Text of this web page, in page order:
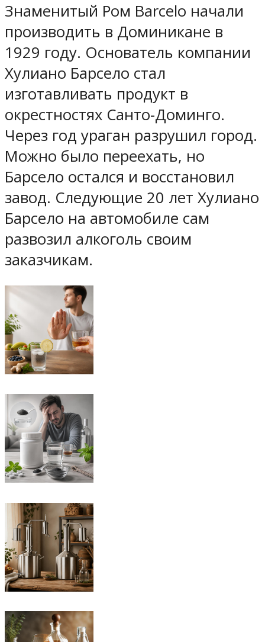
Знаменитый Ром Barcelo начали
производить в Доминикане в
1929 году. Основатель компании
Хулиано Барсело стал
изготавливать продукт в
окрестностях Санто-Доминго.
Через год ураган разрушил город.
Можно было переехать, но
Барсело остался и восстановил
завод. Следующие 20 лет Хулиано
Барсело на автомобиле сам
развозил алкоголь своим
заказчикам.